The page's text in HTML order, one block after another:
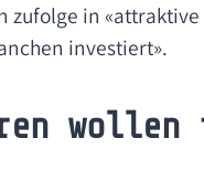
zufolge in
investiert».